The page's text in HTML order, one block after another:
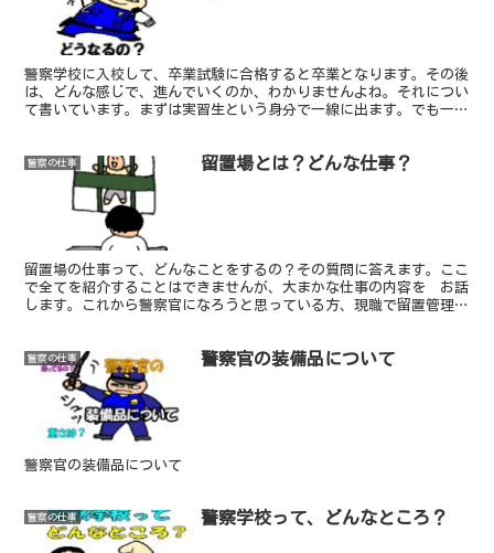
警察学校に入校して、卒業試験に合格すると卒業となります。その後
は、どんな感じで、進んでいくのか、わかりませんよね。それについ
て書いています。まずは実習生という身分で一線に出ます。でも一般
警察の仕事 留置場とは？どんな仕事？
留置場の仕事って、どんなことをするの？その質問に答えます。ここ
で全てを紹介することはできませんが、大まかな仕事の内容を お話
します。これから警察官になろうと思っている方、現職で留置管理の
警察の仕事 警察官の装備品について
警察官の装備品について
警察の仕事 警察学校って、どんなところ？